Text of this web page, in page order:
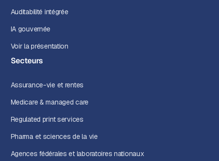
Auditabilité intégrée
IA gouvernée
Voir la présentation
Secteurs
Assurance-vie et rentes
Medicare & managed care
Regulated print services
Pharma et sciences de la vie
Agences fédérales et laboratoires nationaux